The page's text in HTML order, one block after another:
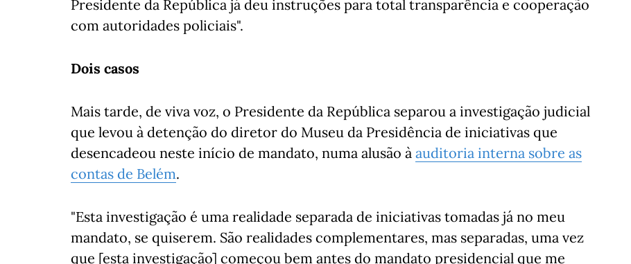
Presidente da República já deu instruções para total transparência e cooperação
com autoridades policiais".
Dois casos
Mais tarde, de viva voz, o Presidente da República separou a investigação judicial
que levou à detenção do diretor do Museu da Presidência de iniciativas que
desencadeou neste início de mandato, numa alusão à auditoria interna sobre as
contas de Belém.
"Esta investigação é uma realidade separada de iniciativas tomadas já no meu
mandato, se quiserem. São realidades complementares, mas separadas, uma vez
que [esta investigação] começou bem antes do mandato presidencial que me